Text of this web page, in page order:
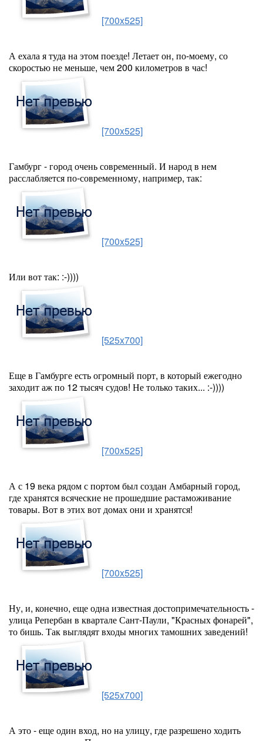
[700x525]
А ехала я туда на этом поезде! Летает он, по-моему, со
скоростью не меньше, чем 200 километров в час!
[700x525]
Гамбург - город очень современный. И народ в нем
расслабляется по-современному, например, так:
[700x525]
Или вот так: :-))))
[525x700]
Еще в Гамбурге есть огромный порт, в который ежегодно
заходит аж по 12 тысяч судов! Не только таких... :-))))
[700x525]
А с 19 века рядом с портом был создан Амбарный город,
где хранятся всяческие не прошедшие растаможивание
товары. Вот в этих вот домах они и хранятся!
[700x525]
Ну, и, конечно, еще одна известная достопримечательность -
улица Репербан в квартале Сант-Паули, "Красных фонарей",
то бишь. Так выглядят входы многих тамошних заведений!
[525x700]
А это - еще один вход, но на улицу, где разрешено ходить